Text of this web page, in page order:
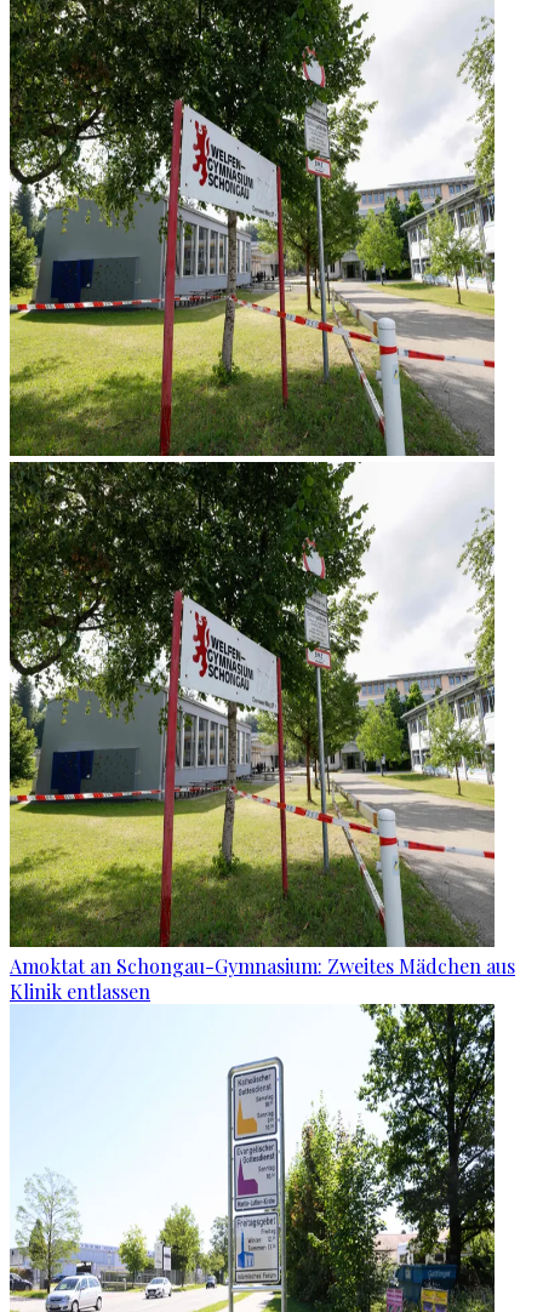
Amoktat an Schongau-Gymnasium: Zweites Mädchen aus
Klinik entlassen